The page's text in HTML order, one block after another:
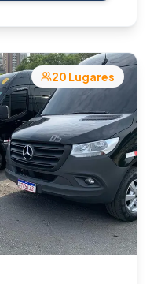
20 Lugares